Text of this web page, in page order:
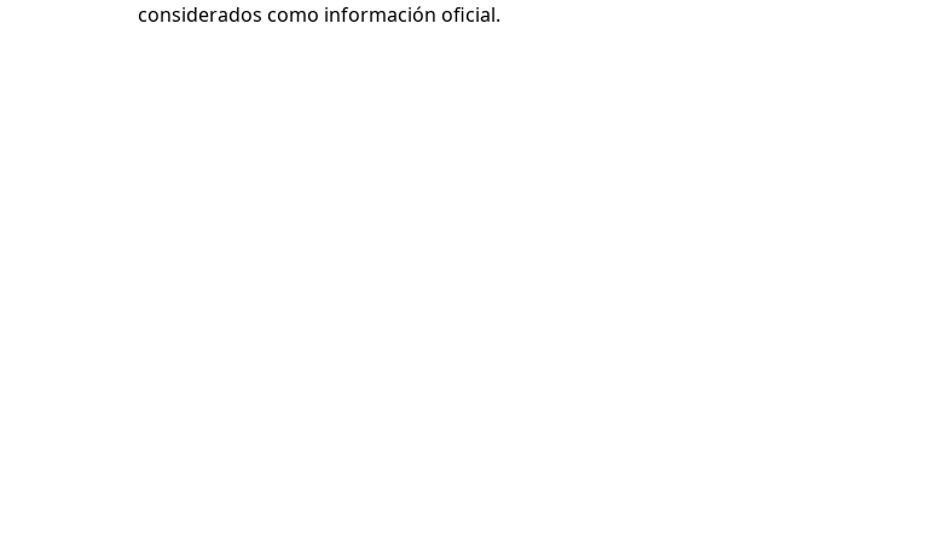
considerados como información oficial.